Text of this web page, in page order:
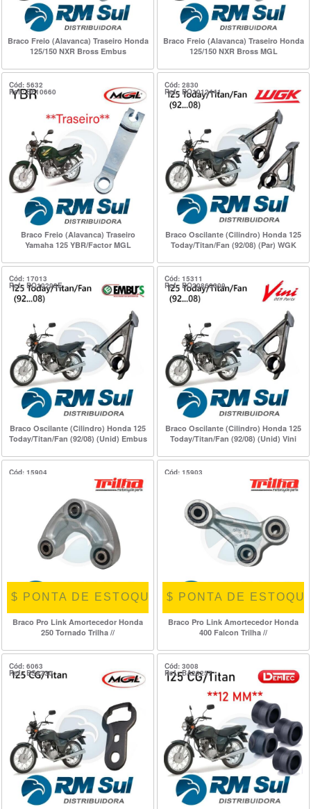
Braco Freio (Alavanca) Traseiro Honda
125/150 NXR Bross Embus
Braco Freio (Alavanca) Traseiro Honda
125/150 NXR Bross MGL
Cód: 5632
Ref.: BF10660
Braco Freio (Alavanca) Traseiro
Yamaha 125 YBR/Factor MGL
Cód: 2830
Ref.: BO1012441
Braco Oscilante (Cilindro) Honda 125
Today/Titan/Fan (92/08) (Par) WGK
Cód: 17013
Ref.: BO10293E
Braco Oscilante (Cilindro) Honda 125
Today/Titan/Fan (92/08) (Unid) Embus
Cód: 15311
Ref.: BO20860009
Braco Oscilante (Cilindro) Honda 125
Today/Titan/Fan (92/08) (Unid) Vini
Cód: 15904
$ PONTA DE ESTOQUE $
Braco Pro Link Amortecedor Honda
250 Tornado Trilha //
Cód: 15903
$ PONTA DE
Braco Pro Link Amortecedor Honda
400 Falcon Trilha //
Cód: 6063
Ref.: BS8730
Cód: 3008
Ref.: BA20257